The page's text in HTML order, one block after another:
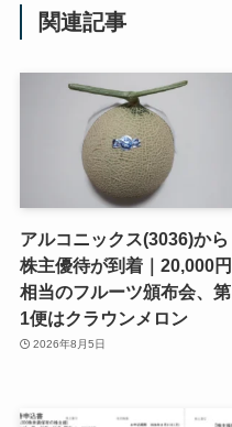
関連記事
アルコニックス(3036)から
株主優待が到着｜20,000円
相当のフルーツ頒布会、第
1便はクラウンメロン
2026年8月5日